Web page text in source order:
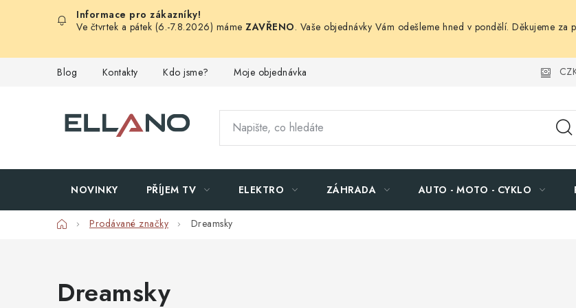
Ve čtvrtek a pátek (6.-7.8.2026) máme ZAVŘENO. Vaše objednávky Vám odešleme hned v pondělí. Děkujeme za
Blog Kontakty Kdo jsme? Moje objednávka
NOVINKY PŘÍJEM TV ELEKTRO ZÁHRADA AUTO - MOTO - CYKLO
DomůProdávané značky Dreamsky
Dreamsky